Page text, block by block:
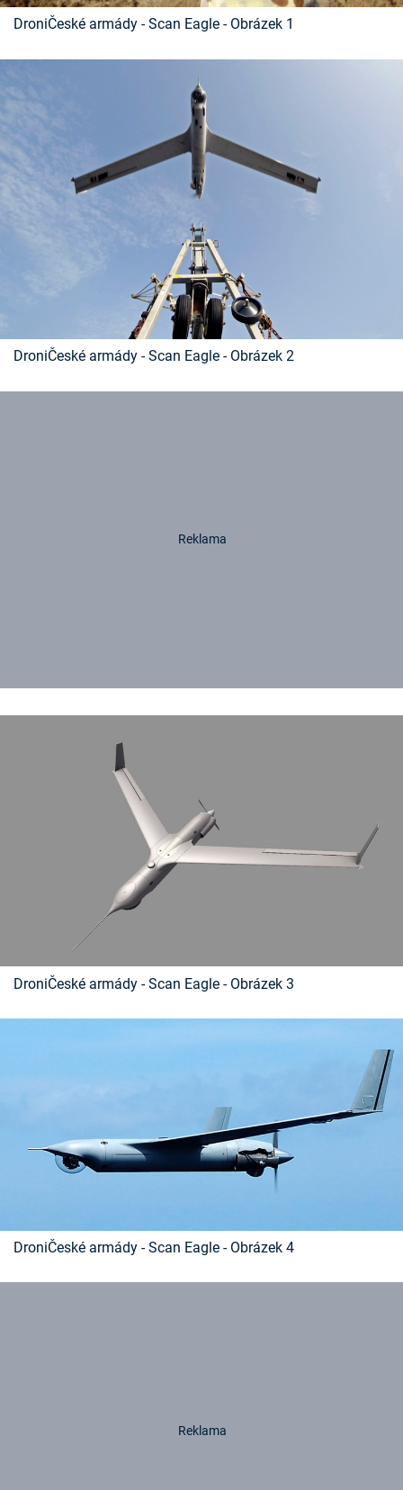
Časopis
Sledujte prima+
Přihlášení
Sledujte nás
DroniČeské armády - Scan Eagle - Obrázek 1
DroniČeské armády - Scan Eagle - Obrázek 2
DroniČeské armády - Scan Eagle - Obrázek 3
DroniČeské armády - Scan Eagle - Obrázek 4